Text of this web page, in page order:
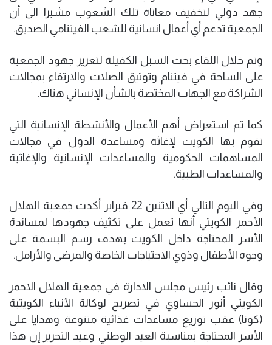
جهد دولي لتخفيف معاناة تلك الشعوب مشيرا الى أن
الجمعية تدعم أي أعمال انسانية للشعب الفيتنامي الصديق.
وتم خلال اللقاء بحث السبل الكفيلة لتعزيز جهود الجمعية
على الساحة في فيتنام وتوثيق الصلات والارتقاء بمجالات
الشراكة مع الجهات المختصة بالشأن الإنساني هناك.
كما تم استعراض أهم الأعمال والأنشطة الإنسانية التي
تقوم بها الكويت لإغاثة ومساعدة الدول في مجالات
المساهمات الحكومية والمساعدات الإنسانية والإغاثية
والمساعدات الطبية.
وفي اليوم التالي أي الاثنين 22 فبراير أكدت جمعية الهلال
الأحمر الكويتي أنها تعمل على تكثيف جهودها لمساندة
الأسر المحتاجة داخل الكويت بهدف رسم البسمة على
وجوه الأطفال وذوي الاحتياجات الخاصة والمرضى والأرامل.
وقال نائب رئيس مجلس الادارة في جمعية الهلال الاحمر
الكويتي أنور الحساوي في تصريح لوكالة الأنباء الكويتية
(كونا) عقب توزيع مساعدات غذائية متنوعة وهدايا على
الأسر المحتاجة بمناسبة العيد الوطني وعيد التحرير إن هذا